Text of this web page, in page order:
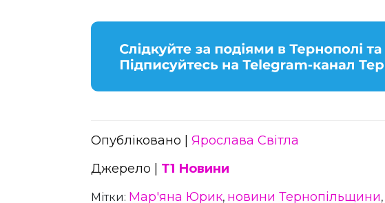
Опубліковано | Ярослава Світла
Джерело | Т1 Новини
Мітки: Мар'яна Юрик, новини Тернопільщини,